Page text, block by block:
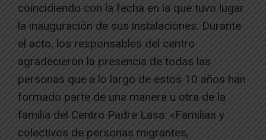
coincidiendo con la fecha en la que tuvo lugar
la inauguración de sus instalaciones. Durante
el acto, los responsables del centro
agradecieron la presencia de todas las
personas que a lo largo de estos 10 años han
formado parte de una manera u otra de la
familia del Centro Padre Lasa: «Familias y
colectivos de personas migrantes,